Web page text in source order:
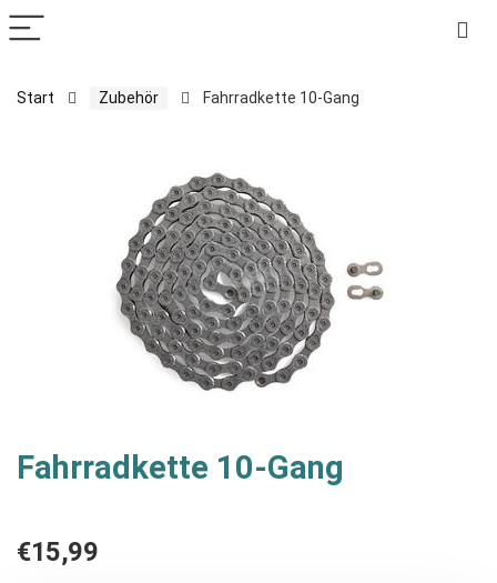
Start Zubehör Fahrradkette 10-Gang
Fahrradkette 10-Gang
€15,99